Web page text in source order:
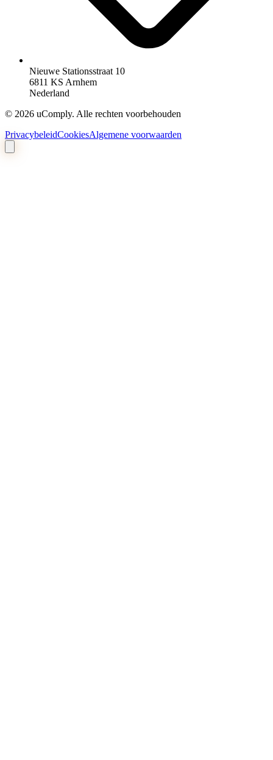
Nieuwe Stationsstraat 10
6811 KS Arnhem
Nederland
© 2026 uComply. Alle rechten voorbehouden
PrivacybeleidCookiesAlgemene voorwaarden